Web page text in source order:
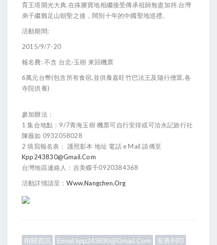
育王塔開光大典.在殊勝寶地相繼接受傳承祖師無盡加持.台灣
弟子繼雞足山朝聖之後，闊別十年的中國聖地巡禮。
活動期間:
2015/9/7-20
報名費: 不含 台北-玉樹 來回機票
6萬元台幣(包含所有食宿,並供養嘉旺竹巴法王及隨行僧眾,各
寺院供養)
參加辦法：
1 集合地點：9/7青海玉樹 機票可自行安排或可洽永記旅行社
陳薇如 0932058028
2 填寫報名表： 護照影本 地址 電話 e Mail 請傳至
Kpp243830@gmail.com
台灣地區連絡人：吉美蝶千0920384368
活動詳情請至：Www.Nangchen.org
相關資訊 Email:kpp243830@gmail.com 友善列印